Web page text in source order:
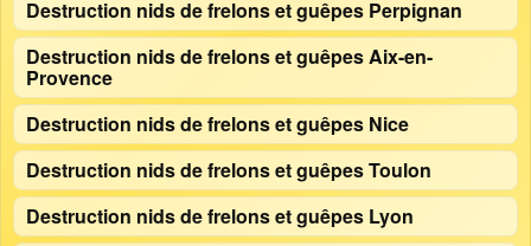
Destruction nids de frelons et guêpes Perpignan
Destruction nids de frelons et guêpes Aix-en-
Provence
Destruction nids de frelons et guêpes Nice
Destruction nids de frelons et guêpes Toulon
Destruction nids de frelons et guêpes Lyon